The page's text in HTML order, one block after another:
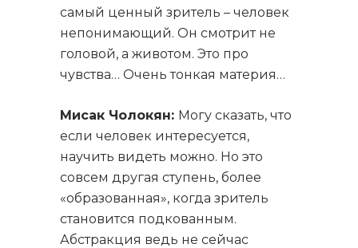
самый ценный зритель – человек
непонимающий. Он смотрит не
головой, а животом. Это про
чувства… Очень тонкая материя…
Мисак Чолокян: Могу сказать, что
если человек интересуется,
научить видеть можно. Но это
совсем другая ступень, более
«образованная», когда зритель
становится подкованным.
Абстракция ведь не сейчас